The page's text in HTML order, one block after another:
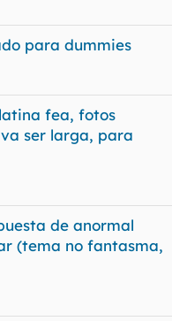
para dummies
fea, fotos
ser larga, para
de anormal
(tema no fantasma,